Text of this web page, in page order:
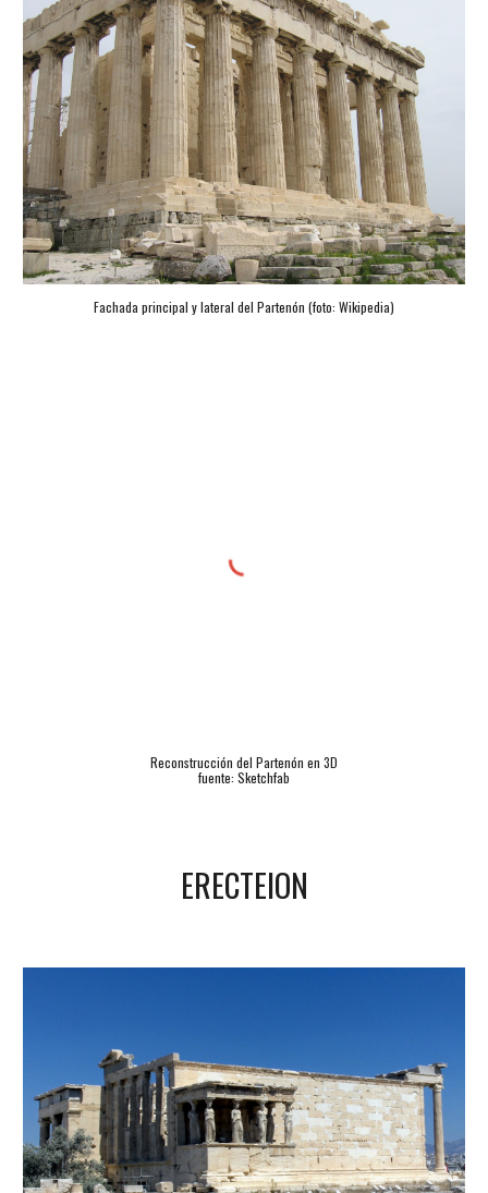
Fachada principal y lateral del Partenón (foto: Wikipedia)
Reconstrucción del Partenón en 3D
fuente: Sketchfab
ERECTEION